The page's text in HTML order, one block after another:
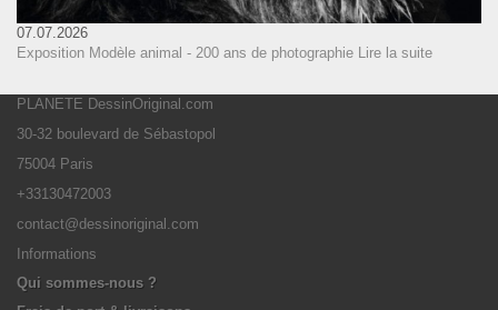
07.07.2026
Exposition Modèle animal - 200 ans de photographie Lire la suite
PLANETE DessinOriginal.com
30-32 boulevard de Sébastopol
75004 Paris
+33130472003
contact@dessinoriginal.com
Informations
Qui sommes-nous ?